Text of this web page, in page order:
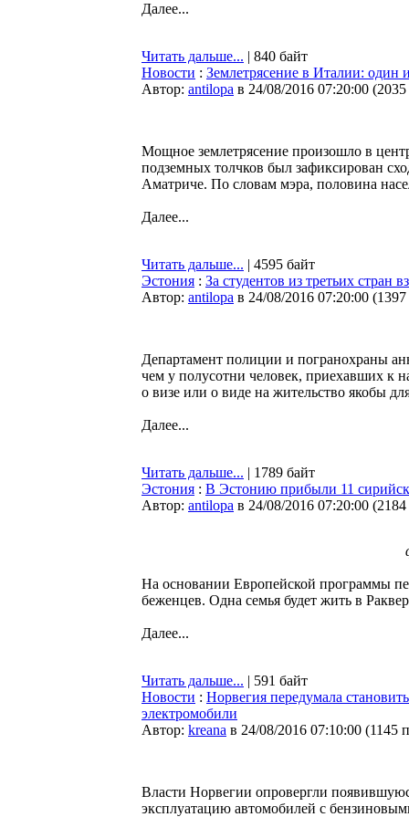
Далее...
Читать дальше... | 840 байт
Новости : Землетрясение в Италии: один
Автор: antilopa в 24/08/2016 07:20:00 (
Мощное землетрясение произошло в
подземных толчков был зафиксирован
Аматриче. По словам мэра, половина
Далее...
Читать дальше... | 4595 байт
Эстония : За студентов из третьих стран
Автор: antilopa в 24/08/2016 07:20:00 (
Департамент полиции и погранохраны
чем у полусотни человек, приехавших к
о визе или о виде на жительство якобы
Далее...
Читать дальше... | 1789 байт
Эстония : В Эстонию прибыли 11
Автор: antilopa в 24/08/2016 07:20:00 (
На основании Европейской программы
беженцев. Одна семья будет жить в
Далее...
Читать дальше... | 591 байт
Новости : Норвегия передумала
электромобили
Автор: kreana в 24/08/2016 07:10:00 (1145
Власти Норвегии опровергли
эксплуатацию автомобилей с